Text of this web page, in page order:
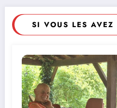
SI VOUS LES AVEZ